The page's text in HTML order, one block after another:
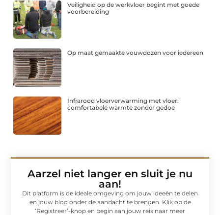
Veiligheid op de werkvloer begint met goede
voorbereiding
Op maat gemaakte vouwdozen voor iedereen
Infrarood vloerverwarming met vloer:
comfortabele warmte zonder gedoe
Aarzel niet langer en sluit je nu
aan!
Dit platform is de ideale omgeving om jouw ideeën te delen
en jouw blog onder de aandacht te brengen. Klik op de
‘Registreer’-knop en begin aan jouw reis naar meer